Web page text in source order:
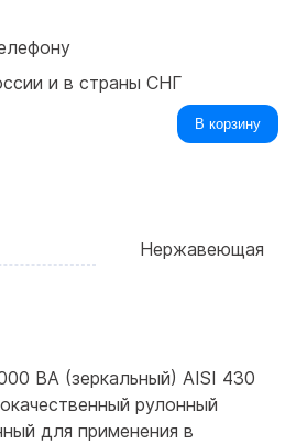
и в страны СНГ
В корзину
Нержавеющая
BA (зеркальный) AISI 430
рулонный
для применения в